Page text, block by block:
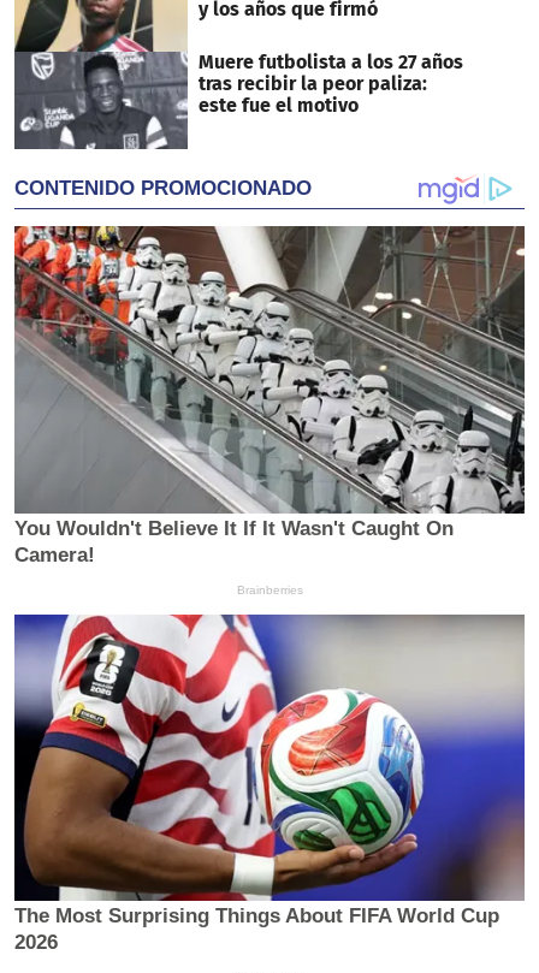
y los años que firmó
Muere futbolista a los 27 años
tras recibir la peor paliza:
este fue el motivo